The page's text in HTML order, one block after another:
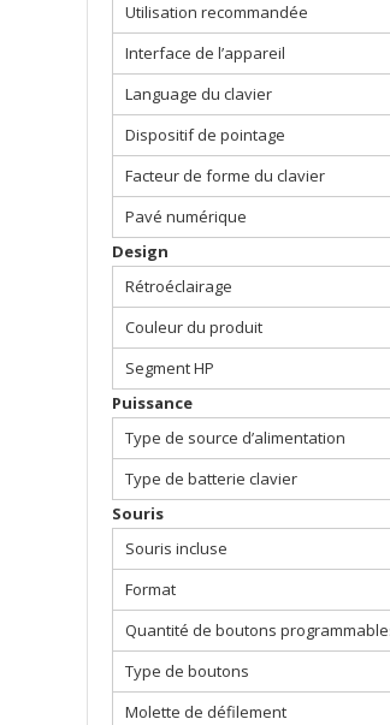
Utilisation recommandée
Interface de l’appareil
Language du clavier
Dispositif de pointage
Facteur de forme du clavier
Pavé numérique
Design
Rétroéclairage
Couleur du produit
Segment HP
Puissance
Type de source d’alimentation
Type de batterie clavier
Souris
Souris incluse
Format
Quantité de boutons
Type de boutons
Molette de défilement